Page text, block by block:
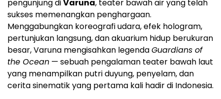
pengunjung diVaruna, teater bawah air yang telah
sukses memenangkan penghargaan.
Menggabungkan koreografi udara, efek hologram,
pertunjukan langsung, dan akuarium hidup berukuran
besar, Varuna mengisahkan legendaGuardians of
the Ocean — sebuah pengalaman teater bawah laut
yang menampilkan putri duyung, penyelam, dan
cerita sinematik yang pertama kali hadir di Indonesia.